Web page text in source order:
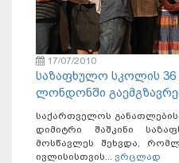
17/07/2010
საზაფხულო სკოლის 36
ლონდონში
საქართველოს
დიმიტრი შაშკინი
მოსწავლეს შეხვდა,
ივლისისთვის... ვრცლად